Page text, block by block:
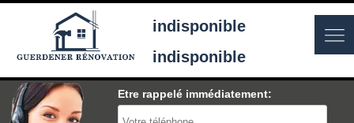
indisponible
indisponible
Etre rappelé immédiatement: